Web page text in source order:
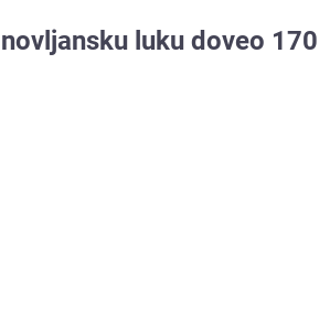
luku doveo 170